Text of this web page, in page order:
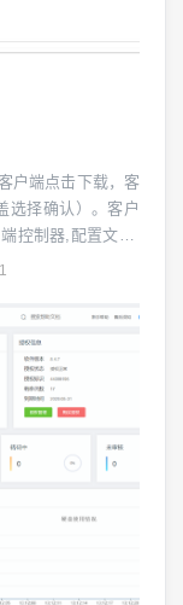
户端点击下载，客
选择确认）。客户
控制器,配置文件,
加密，需要下